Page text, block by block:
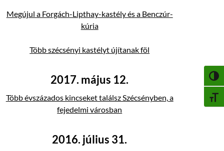
Megújul a Forgách-Lipthay-kastély és a Benczúr-
kúria
Több szécsényi kastélyt újítanak föl
2017. május 12.
Több évszázados kincseket találsz Szécsényben, a
fejedelmi városban
2016. július 31.